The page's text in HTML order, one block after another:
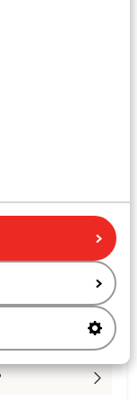
hele jaar